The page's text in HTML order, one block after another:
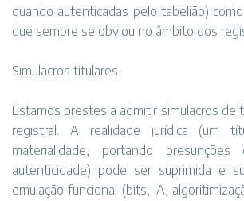
quando autenticadas pelo tabelião)
que sempre se obviou no âmbito dos
Simulacros titulares
Estamos prestes a admitir simulacros de
registral. A realidade jurídica (um
materialidade, portando
autenticidade) pode ser suprimida e
emulação funcional (bits, IA,